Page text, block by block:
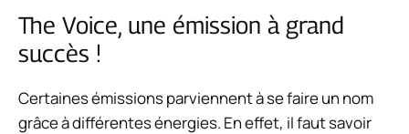
The Voice, une émission à grand
succès !
Certaines émissions parviennent à se faire un nom
grâce à différentes énergies. En effet, il faut savoir